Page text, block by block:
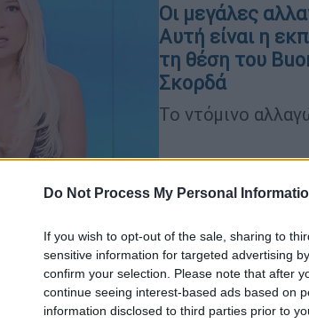
Do Not Process My Personal
If you wish to opt-out of the sale, sharing to
sensitive information for targeted advertising
confirm your selection. Please note that after
continue seeing interest-based ads based on
information disclosed to third parties prior to
Οι μεγάλες
Αυτή είναι η
τη θέση του
Σκορδά
Το ντόμινο
Γιατί η ΝΔ ζητά
Σγουρού -
τα «μάτια» του
Ο Παύλος